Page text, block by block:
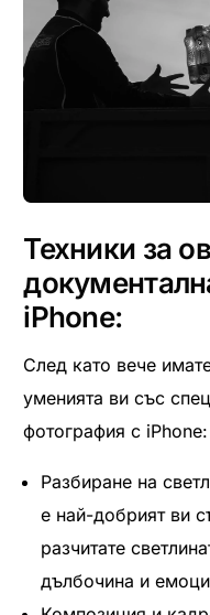
Техники за
iPhone:
След като вече
уменията ви със
фотография с iPhone:
Разбиране на
е най-добрият ви
разчитате
дълбочина и